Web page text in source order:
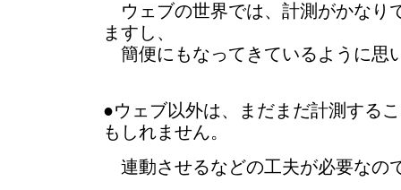
ウェブの世界では、計測がかなり
ますし、
簡便にもなってきているように思
●ウェブ以外は、まだまだ計測する
もしれません。
連動させるなどの工夫が必要なの